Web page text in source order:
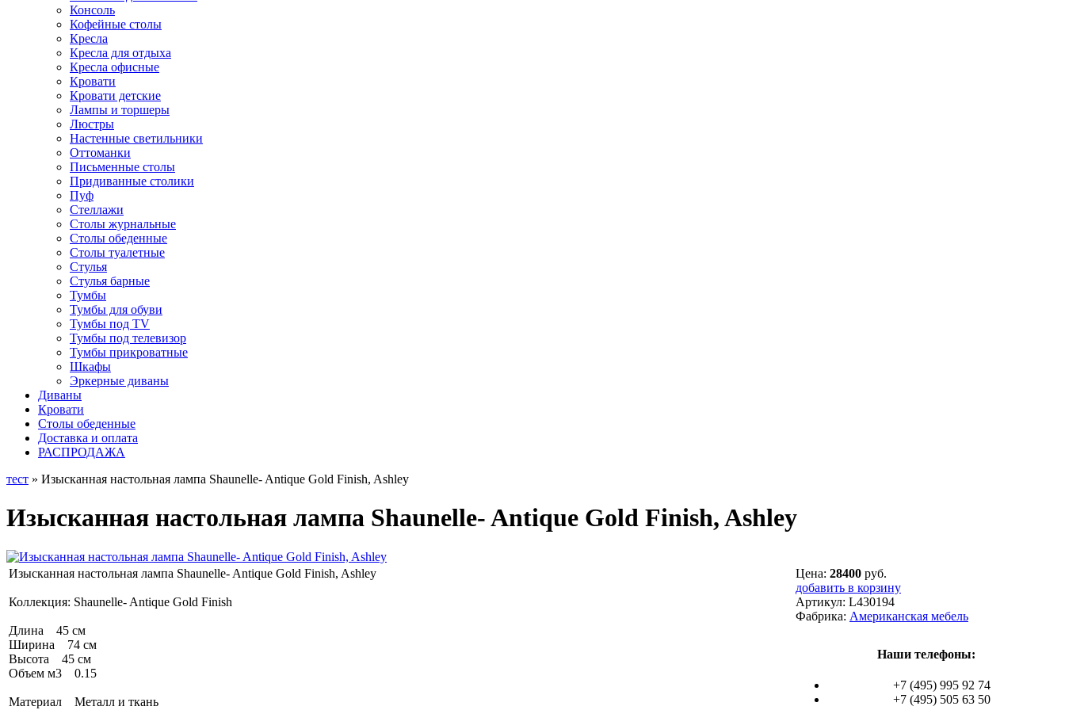
Консоль
Кофейные столы
Кресла
Кресла для отдыха
Кресла офисные
Кровати
Кровати детские
Лампы и торшеры
Люстры
Настенные светильники
Оттоманки
Письменные столы
Придиванные столики
Пуф
Стеллажи
Столы журнальные
Столы обеденные
Столы туалетные
Стулья
Стулья барные
Тумбы
Тумбы для обуви
Тумбы под TV
Тумбы под телевизор
Тумбы прикроватные
Шкафы
Эркерные диваны
Диваны
Кровати
Столы обеденные
Доставка и оплата
РАСПРОДАЖА
тест » Изысканная настольная лампа Shaunelle- Antique Gold Finish, Ashley
Изысканная настольная лампа Shaunelle- Antique Gold Finish, Ashley
Изысканная настольная лампа Shaunelle- Antique Gold Finish, Ashley
Коллекция: Shaunelle- Antique Gold Finish
Длина 45 см
Ширина 74 см
Высота 45 см
Объем м3 0.15
Материал Металл и ткань
Цена: 28400 руб.
добавить в корзину
Артикул: L430194
Фабрика: Американская мебель
Наши телефоны:
+7 (495) 995 92 74
+7 (495) 505 63 50